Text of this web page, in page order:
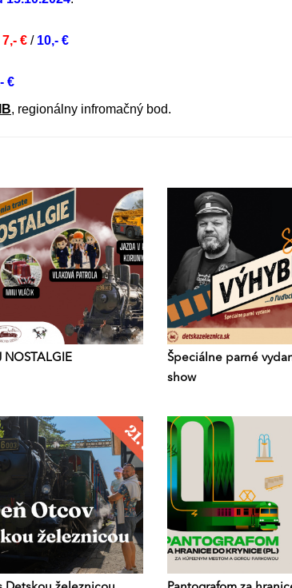
7,- € / 10,- €
€
, regionálny infromačný bod.
NOSTALGIE
Špeciálne parné
show